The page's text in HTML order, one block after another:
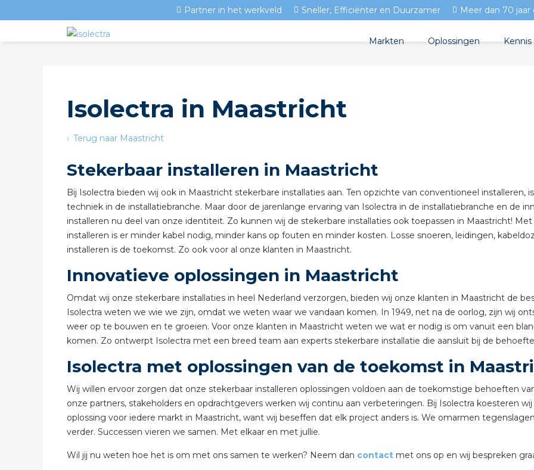
Isolectra in Maastricht
Terug naar Maastricht
Stekerbaar installeren in Maastricht
Bij Isolectra bieden wij ook in Maastricht stekerbare installaties aan. Ten opzichte van conventioneel installeren,
techniek in de installatiebranche. Maar door de jarenlange ervaring van Isolectra in de installatiebranche en de
installeren nu deel van onze identiteit. Zo kunnen wij de stekerbare installaties ook toepassen in Maastricht!
installeren is er minder kabel nodig, minder kans op fouten en minder kosten. Losse snoeren, leidingen,
installeren is de toekomst. Zo ook voor al onze klanten in Maastricht.
Innovatieve oplossingen in Maastricht
Omdat wij onze stekerbare installaties in heel Nederland verzorgen, bieden wij onze klanten in Maastricht de
Isolectra weten we wie we zijn, omdat we weten waar we vandaan komen. In 1949, net na de oorlog, zijn wij
weer op te bouwen en te groeien. Voor onze klanten in Maastricht weten we wat er nodig is om vanuit een
komen. Zo ontwerpt Isolectra met een breed team aan experts stekerbare installatie die aansluit bij de
Isolectra met oplossingen van de toekomst in
Wij willen ervoor zorgen dat onze stekerbaar installeren oplossingen voldoen aan de toekomstige behoeften
onze partners, stakeholders en opdrachtgevers werken wij continu aan verbeteringen. Bij Isolectra koesteren
oplossing voor iedere markt in Maastricht, want wij beseffen dat elk project anders is. We omarmen
verder. Successen vieren we samen. Met elkaar en met jullie.
Wil jij nu weten hoe het is om met ons samen te werken? Neem dan contact met ons op en wij bespreken
Partner in het werkveld Sneller, Efficiënter en Duurzamer Meer dan 70 jaar
Markten Oplossingen
Stekerbaar installeren
Stekerbaar installeren in
Wieland stekerbare
Wieland
Kennis